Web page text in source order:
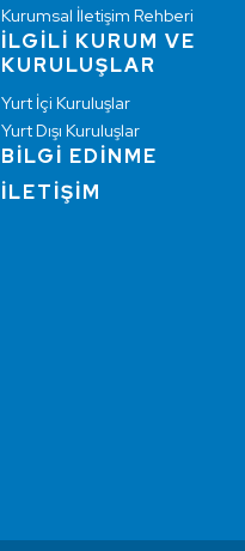
Kurumsal İletişim Rehberi
İLGİLİ KURUM VE
KURULUŞLAR
Yurt İçi Kuruluşlar
Yurt Dışı Kuruluşlar
BİLGİ EDİNME
İLETİŞİM